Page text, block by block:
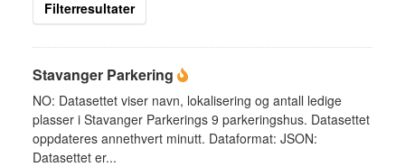
Filterresultater
Stavanger Parkering
NO: Datasettet viser navn, lokalisering og antall ledige
plasser i Stavanger Parkerings 9 parkeringshus. Datasettet
oppdateres annethvert minutt. Dataformat: JSON:
Datasettet er...